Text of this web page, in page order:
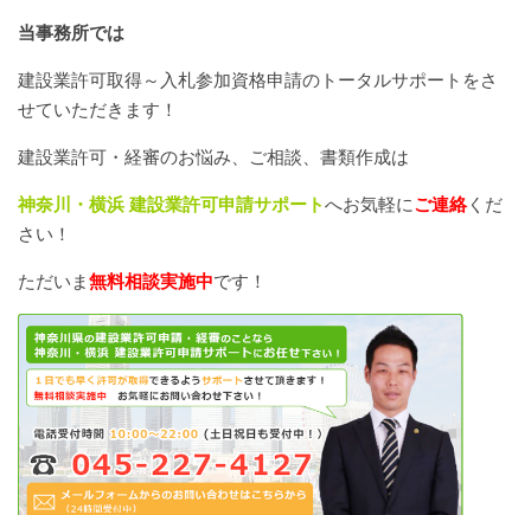
当事務所では
建設業許可取得～入札参加資格申請のトータルサポートをさ
せていただきます！
建設業許可・経審のお悩み、ご相談、書類作成は
神奈川・横浜 建設業許可申請サポートへお気軽にご連絡くだ
さい！
ただいま無料相談実施中です！